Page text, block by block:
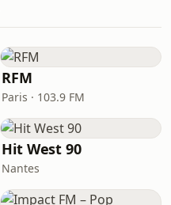
RFM
Paris · 103.9 FM
Hit West 90
Nantes